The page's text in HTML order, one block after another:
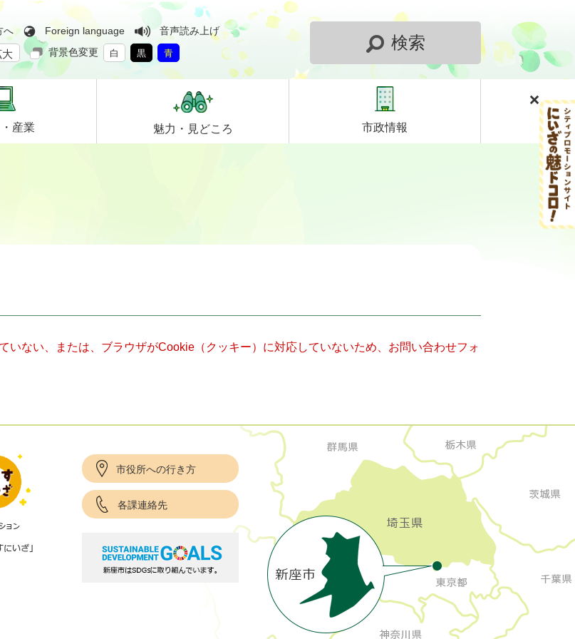
へ Foreign language
音声読み上げ
背景色変更 白 黒 青
検索
産業 魅力・ 見どころ 市政情報
いない、または、ブラウザがCookie（クッキー）に対応していないため、お問い合わせフォ
市役所への行き方
各課連絡先